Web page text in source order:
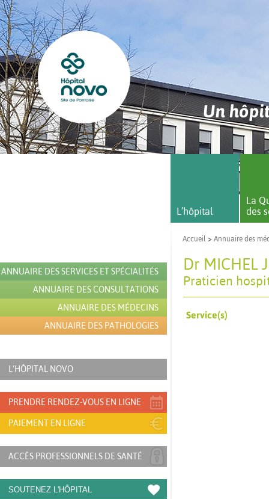
Un
ANNUAIRE DES SERVICES ET SPÉCIALITÉS
ANNUAIRE DES CONSULTATIONS
ANNUAIRE DES MÉDECINS
ANNUAIRE DES PATHOLOGIES
L’HÔPITAL NOVO
PRENDRE RENDEZ-VOUS EN LIGNE
PAIEMENT EN LIGNE
ACCÈS PROFESSIONNELS DE SANTÉ
SOUTENEZ L'HÔPITAL
L’hôpital
La
des
Accueil > Annuaire des
Dr MICHEL
Praticien
Service(s)